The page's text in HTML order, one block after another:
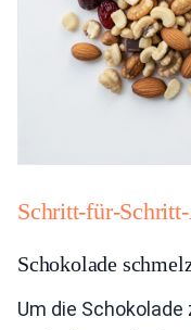
Schritt-für-
Schokolade
Um die